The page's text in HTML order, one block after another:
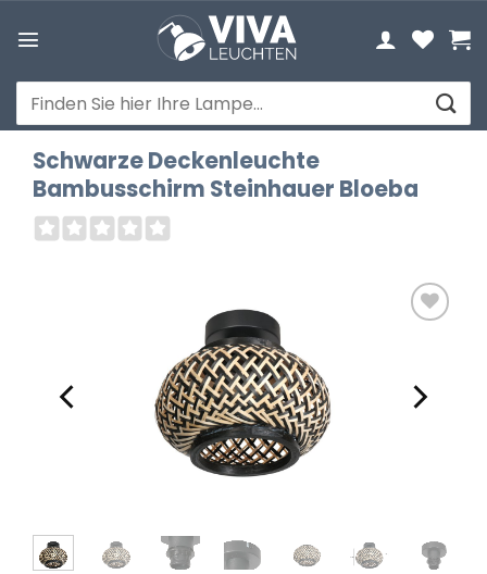
Inhalt
Suchen
nach:
Schwarze Deckenleuchte
Bambusschirm Steinhauer Bloeba